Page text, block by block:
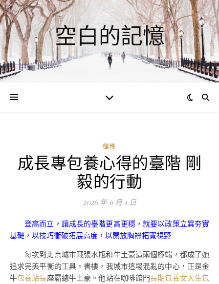
空白的記憶
個性
成長專包養心得的臺階 剛
毅的行動
2026 年 6 月 1 日
登高而立，讓成長的臺階更高更穩，就要以政策立異夯實
基礎，以技巧衝破拓展高度，以開放胸襟拓寬視野
每次到北京城市藏張水瓶和牛土豪這兩個極端，都成了她
追求完美平衡的工具。書樓，我城市這場混亂的中心，正是金
牛包養站長座霸總牛土豪。他站在咖啡館門長期包養女大生包